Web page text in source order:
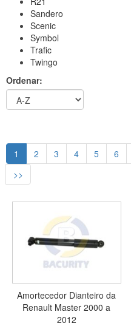
Sandero
Scenic
Symbol
Trafic
Twingo
Ordenar:
1 2 3 4 5 6
>>
Amortecedor Dianteiro da
Renault Master 2000 a
2012